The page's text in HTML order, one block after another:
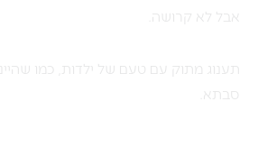
אבל לא קרושה.
תענוג מתוק עם טעם של ילדות, כמו
סבתא.